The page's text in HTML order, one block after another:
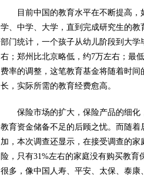
目前中国的教育水平在不断提高，
学、中学、大学，直到完成研究生的
部门统计，一个孩子从幼儿阶段到大
右；郑州比北京略低，约7万左右；最
费率的调整，这笔教育基金将随着时
长，实际所需的教育经费愈高。
保险市场的扩大，保险产品的细化
教育资金储备不足的后顾之忧。而随
加，本次调查还显示，在接受调查的
险，只有31%左右的家庭没有购买教
很多，像中国人寿、平安、太保、泰康